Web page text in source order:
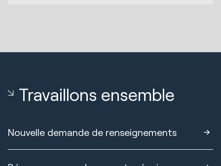
Travaillons ensemble
Nouvelle demande de renseignements